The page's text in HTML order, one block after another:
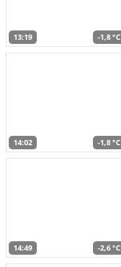
13:19 -1,8 °C
14:02 -1,8 °C
14:49 -2,6 °C